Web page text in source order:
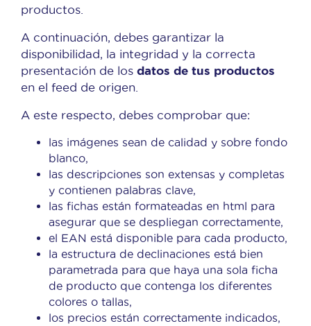
productos.
A continuación, debes garantizar la
disponibilidad, la integridad y la correcta
presentación de los datos de tus productos
en el feed de origen.
A este respecto, debes comprobar que:
las imágenes sean de calidad y sobre fondo
blanco,
las descripciones son extensas y completas
y contienen palabras clave,
las fichas están formateadas en html para
asegurar que se despliegan correctamente,
el EAN está disponible para cada producto,
la estructura de declinaciones está bien
parametrada para que haya una sola ficha
de producto que contenga los diferentes
colores o tallas,
los precios están correctamente indicados,